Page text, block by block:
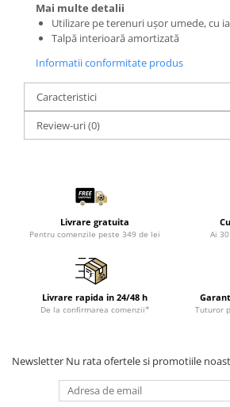
Mai multe detalii
Utilizare pe terenuri ușor umede, cu
Talpă interioară amortizată
Informatii conformitate produs
Caracteristici
Review-uri(0)
Livrare gratuita
Pentru comenzile peste 349 de lei Ai
Livrare rapida in 24/48 h
De la confirmarea comenzii* Tuturor
Newsletter Nu rata ofertele si promotiile